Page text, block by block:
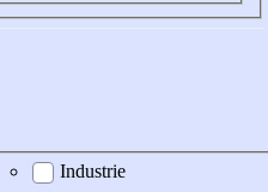
Industrie